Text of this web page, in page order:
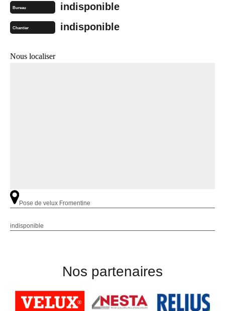
Bureau indisponible
Chantier indisponible
Nous localiser
Pose de velux Fromentine
indisponible
Nos partenaires